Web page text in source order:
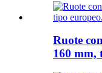
Ruote
160 mm,